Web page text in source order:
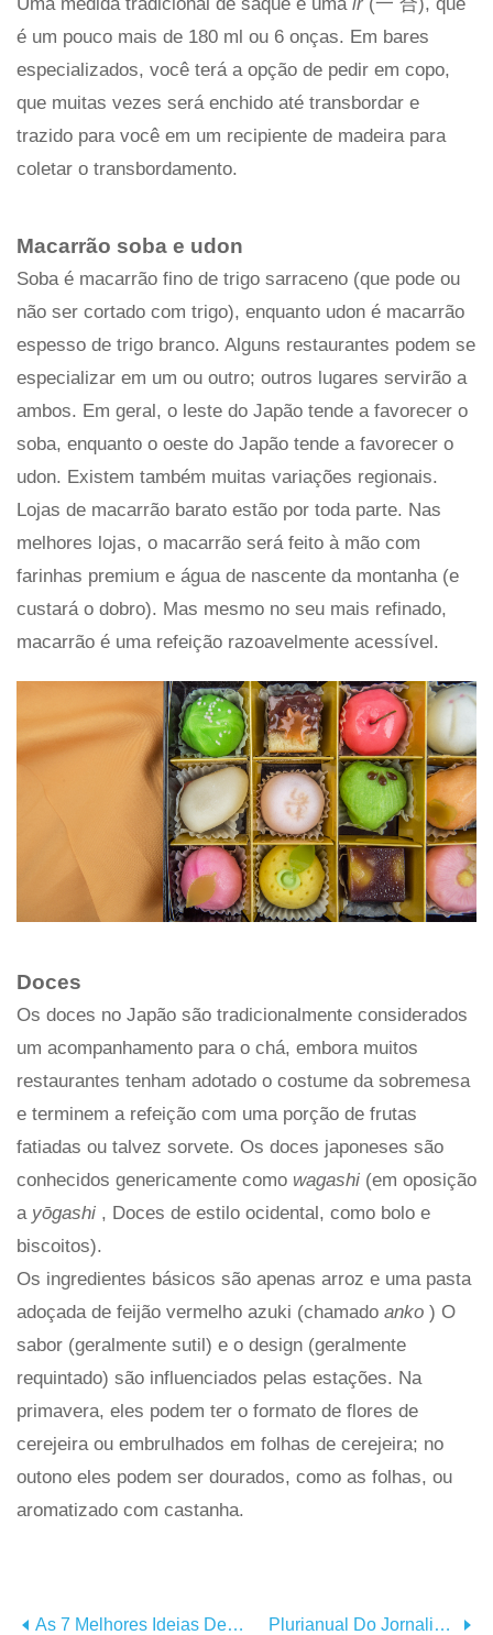
é um pouco mais de 180 ml ou 6 onças. Em bares
especializados, você terá a opção de pedir em copo,
que muitas vezes será enchido até transbordar e
trazido para você em um recipiente de madeira para
coletar o transbordamento.
Macarrão soba e udon
Soba é macarrão fino de trigo sarraceno (que pode ou
não ser cortado com trigo), enquanto udon é macarrão
espesso de trigo branco. Alguns restaurantes podem se
especializar em um ou outro; outros lugares servirão a
ambos. Em geral, o leste do Japão tende a favorecer o
soba, enquanto o oeste do Japão tende a favorecer o
udon. Existem também muitas variações regionais.
Lojas de macarrão barato estão por toda parte. Nas
melhores lojas, o macarrão será feito à mão com
farinhas premium e água de nascente da montanha (e
custará o dobro). Mas mesmo no seu mais refinado,
macarrão é uma refeição razoavelmente acessível.
Doces
Os doces no Japão são tradicionalmente considerados
um acompanhamento para o chá, embora muitos
restaurantes tenham adotado o costume da sobremesa
e terminem a refeição com uma porção de frutas
fatiadas ou talvez sorvete. Os doces japoneses são
conhecidos genericamente como wagashi (em oposição
a yōgashi , Doces de estilo ocidental, como bolo e
biscoitos).
Os ingredientes básicos são apenas arroz e uma pasta
adoçada de feijão vermelho azuki (chamado anko ) O
sabor (geralmente sutil) e o design (geralmente
requintado) são influenciados pelas estações. Na
primavera, eles podem ter o formato de flores de
cerejeira ou embrulhados em folhas de cerejeira; no
outono eles podem ser dourados, como as folhas, ou
aromatizado com castanha.
As 7 Melhores Ideias De Viagens De Inverno Ao Redor Do Mundo Plurianual Do Jornalista, Odisséia De Caminhada Global Traça Os Caminhos De Nossos Primeiros Ancestrais